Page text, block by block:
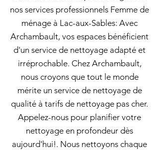
nos services professionnels Femme de
ménage à Lac-aux-Sables: Avec
Archambault, vos espaces bénéficient
d'un service de nettoyage adapté et
irréprochable. Chez Archambault,
nous croyons que tout le monde
mérite un service de nettoyage de
qualité à tarifs de nettoyage pas cher.
Appelez-nous pour planifier votre
nettoyage en profondeur dès
aujourd'hui!. Nous nettoyons chaque